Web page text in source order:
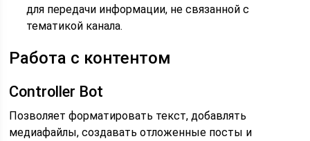
для передачи информации, не связанной с
тематикой канала.
Работа с контентом
Controller Bot
Позволяет форматировать текст, добавлять
медиафайлы, создавать отложенные посты и